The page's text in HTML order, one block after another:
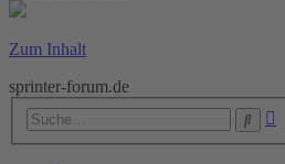
Zum Inhalt
sprinter-forum.de
Suche